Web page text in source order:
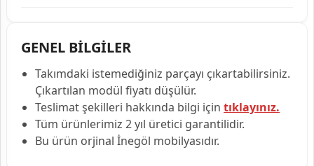
GENEL BİLGİLER
Takımdaki istemediğiniz parçayı çıkartabilirsiniz.
Çıkartılan modül fiyatı düşülür.
Teslimat şekilleri hakkında bilgi için tıklayınız.
Tüm ürünlerimiz 2 yıl üretici garantilidir.
Bu ürün orjinal İnegöl mobilyasıdır.